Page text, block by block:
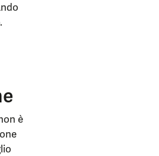
è